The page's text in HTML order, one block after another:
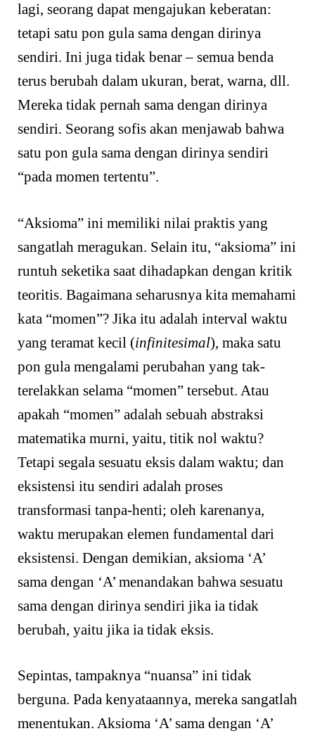
lagi, seorang dapat mengajukan keberatan:
tetapi satu pon gula sama dengan dirinya
sendiri. Ini juga tidak benar – semua benda
terus berubah dalam ukuran, berat, warna, dll.
Mereka tidak pernah sama dengan dirinya
sendiri. Seorang sofis akan menjawab bahwa
satu pon gula sama dengan dirinya sendiri
“pada momen tertentu”.
“Aksioma” ini memiliki nilai praktis yang
sangatlah meragukan. Selain itu, “aksioma” ini
runtuh seketika saat dihadapkan dengan kritik
teoritis. Bagaimana seharusnya kita memahami
kata “momen”? Jika itu adalah interval waktu
yang teramat kecil (infinitesimal), maka satu
pon gula mengalami perubahan yang tak-
terelakkan selama “momen” tersebut. Atau
apakah “momen” adalah sebuah abstraksi
matematika murni, yaitu, titik nol waktu?
Tetapi segala sesuatu eksis dalam waktu; dan
eksistensi itu sendiri adalah proses
transformasi tanpa-henti; oleh karenanya,
waktu merupakan elemen fundamental dari
eksistensi. Dengan demikian, aksioma ‘A’
sama dengan ‘A’ menandakan bahwa sesuatu
sama dengan dirinya sendiri jika ia tidak
berubah, yaitu jika ia tidak eksis.
Sepintas, tampaknya “nuansa” ini tidak
berguna. Pada kenyataannya, mereka sangatlah
menentukan. Aksioma ‘A’ sama dengan ‘A’